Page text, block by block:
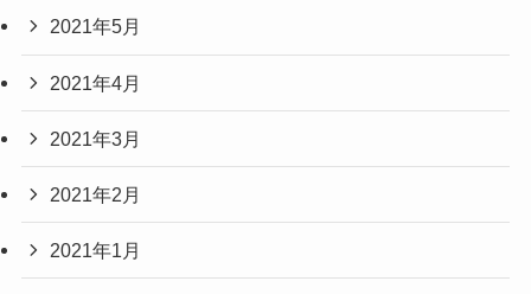
2021年5月
2021年4月
2021年3月
2021年2月
2021年1月